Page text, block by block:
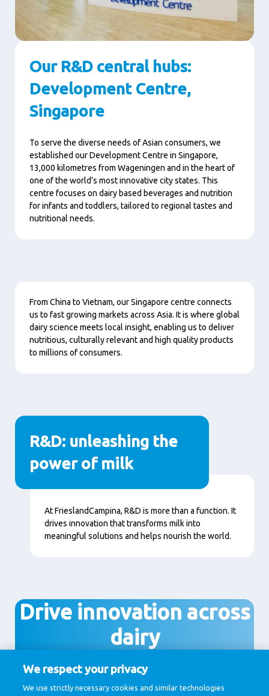
Our R&D central hubs:
Development Centre,
Singapore
To serve the diverse needs of Asian consumers, we
established our Development Centre in Singapore,
13,000 kilometres from Wageningen and in the heart of
one of the world’s most innovative city states. This
centre focuses on dairy based beverages and nutrition
for infants and toddlers, tailored to regional tastes and
nutritional needs.
Nội
dung
From China to Vietnam, our Singapore centre connects
us to fast growing markets across Asia. It is where global
dairy science meets local insight, enabling us to deliver
nutritious, culturally relevant and high quality products
to millions of consumers.
R&D: unleashing the
power of milk
Nội
dung
At FrieslandCampina, R&D is more than a function. It
drives innovation that transforms milk into
meaningful solutions and helps nourish the world.
Drive innovation across
dairy
Join R&D
We respect your privacy
We use strictly necessary cookies and similar technologies